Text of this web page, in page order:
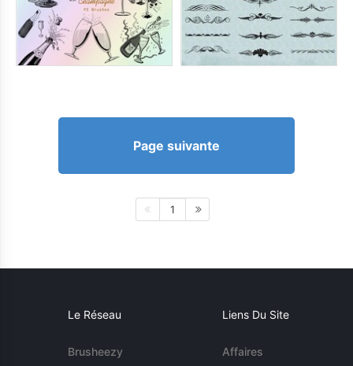
Page suivante
1
Le Réseau
Brusheezy
Liens Du Site
Affaires